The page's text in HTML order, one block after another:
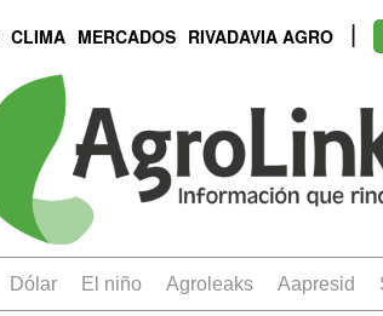
CLIMA MERCADOS RIVADAVIA AGRO
dólar el niño Agroleaks aapresid